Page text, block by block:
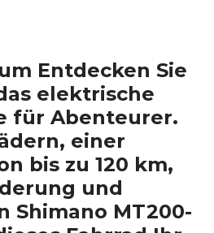
Entdecken Sie
elektrische
für Abenteurer.
einer
bis zu 120 km,
und
Shimano MT200-